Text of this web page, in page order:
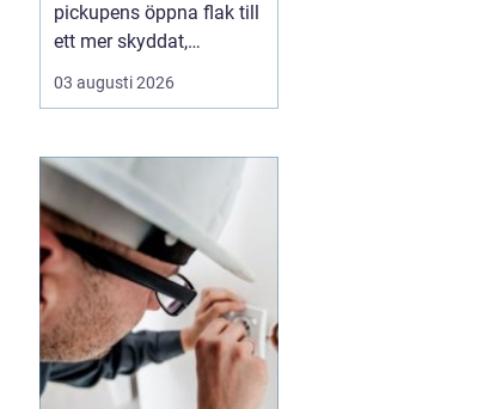
pickupens öppna flak till
ett mer skyddat,
praktiskt och ibland
också mer bränslesnålt
är skillnaden tydlig
redan efter första
veckan: mindre stök,
torrar...
03 augusti 2026